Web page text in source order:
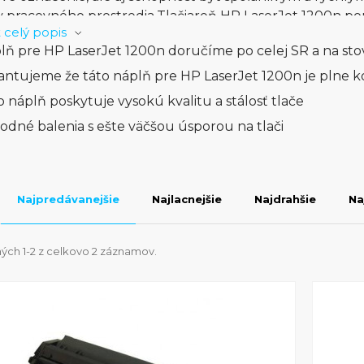
pracovného prostredia.Tlačiareň HP LaserJet 1200n
integrovaného sieťového rozhrania, čo
opakovaním názvu zdôrazňujeme nielen modelové
zariadením do existujúcich pracovných
na údržbu a jednoduchým ovládaním, čím z nej robí
a úsporný prevádzkový režim. S jedným
označenie, ale aj schopnosť byť efektívnym a
byť skvelým prínosom pre menšie pracovné skupiny.
celý popis
pre HP LaserJet 1200n doručíme po celej SR a na
že táto náplň pre HP LaserJet 1200n je plne
náplň poskytuje vysokú kvalitu a stálosť tlače
balenia s ešte väčšou úsporou na tlači
Najpredávanejšie Najlacnejšie Najdrahšie
1-2 z celkovo 2 záznamov.